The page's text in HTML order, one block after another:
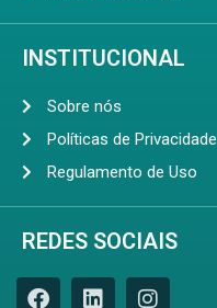
INSTITUCIONAL
Sobre nós
Políticas de Privacidade
Regulamento de Uso
REDES SOCIAIS